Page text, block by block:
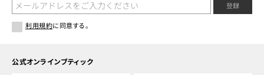
登録
利用規約に同意する。
公式オンラインブティック